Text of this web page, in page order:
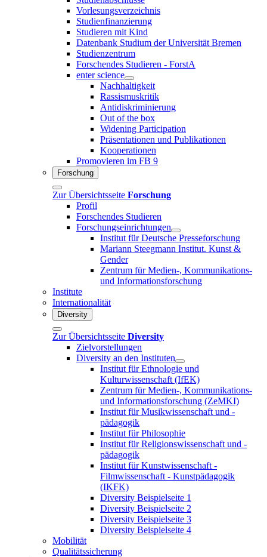
Vorlesungsverzeichnis
Studienfinanzierung
Studieren mit Kind
Datenbank Studium der Universität Bremen
Studienzentrum
Forschendes Studieren - ForstA
enter science
Nachhaltigkeit
Rassismuskritik
Antidiskriminierung
Out of the box
Widening Participation
Präsentationen und Publikationen
Kooperationen
Promovieren im FB 9
Forschung
Zur Übersichtsseite Forschung
Profil
Forschendes Studieren
Forschungseinrichtungen
Institut für Deutsche Presseforschung
Mariann Steegmann Institut. Kunst &
Gender
Zentrum für Medien-, Kommunikations-
und Informationsforschung
Institute
Internationalität
Diversity
Zur Übersichtsseite Diversity
Zielvorstellungen
Diversity an den Instituten
Institut für Ethnologie und
Kulturwissenschaft (IfEK)
Zentrum für Medien-, Kommunikations-
und Informationsforschung (ZeMKI)
Institut für Musikwissenschaft und -
pädagogik
Institut für Philosophie
Institut für Religionswissenschaft und -
pädagogik
Institut für Kunstwissenschaft -
Filmwissenschaft - Kunstpädagogik
(IKFK)
Diversity Beispielseite 1
Diversity Beispielseite 2
Diversity Beispielseite 3
Diversity Beispielseite 4
Mobilität
Qualitätssicherung